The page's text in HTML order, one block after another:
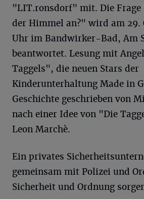
"LIT.ronsdorf" mit. Die Frage
der Himmel an?" wird am 29.
Uhr im Bandwirker-Bad, Am
beantwortet. Lesung mit
Taggels", die neuen Stars der
Kinderunterhaltung Made in
Geschichte geschrieben von
nach einer Idee von "Die
Leon Marchè.
Ein privates
gemeinsam mit Polizei und
Sicherheit und Ordnung